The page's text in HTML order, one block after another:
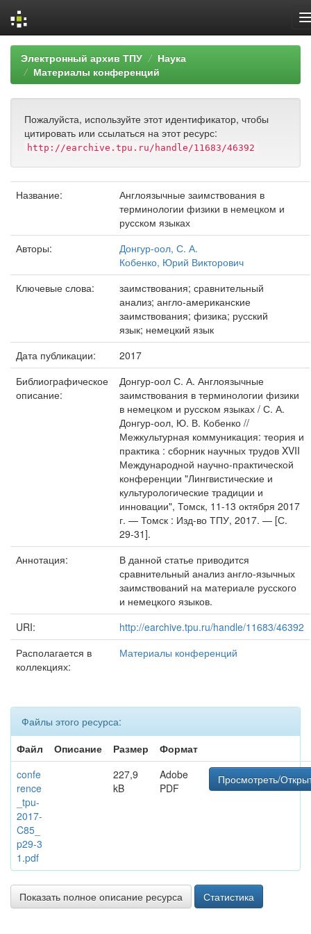
Skip
navigation
Электронный архив ТПУ
Наука
Материалы конференций
Пожалуйста, используйте этот идентификатор, чтобы
цитировать или ссылаться на этот ресурс:
http://earchive.tpu.ru/handle/11683/46392
Название:
Англоязычные заимствования в
терминологии физики в немецком и
русском языках
Авторы:
Донгур-оол, С. А.
Кобенко, Юрий Викторович
Ключевые слова:
заимствования; сравнительный
анализ; англо-американские
заимствования; физика; русский
язык; немецкий язык
Дата публикации:
2017
Библиографическое
описание:
Донгур-оол С. А. Англоязычные
заимствования в терминологии физики
в немецком и русском языках / С. А.
Донгур-оол, Ю. В. Кобенко //
Межкультурная коммуникация: теория и
практика : сборник научных трудов XVII
Международной научно-практической
конференции "Лингвистические и
культурологические традиции и
инновации", Томск, 11-13 октября 2017
г. — Томск : Изд-во ТПУ, 2017. — [С.
29-31].
Аннотация:
В данной статье приводится
сравнительный анализ англо-язычных
заимствований на материале русского
и немецкого языков.
URI:
http://earchive.tpu.ru/handle/11683/46392
Располагается в
коллекциях:
Материалы конференций
Файлы этого ресурса:
Файл
Описание Размер
Формат
confe
rence
_tpu-
2017-
C85_
p29-3
1.pdf
227,9
kB
Adobe
PDF
Просмотреть/
Показать полное описание ресурса Статистика